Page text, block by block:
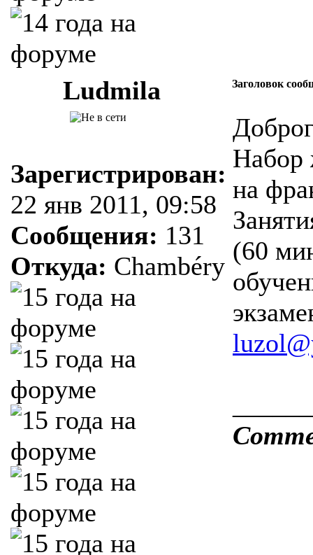
Ludmila Заголовок
Зарегистрирован:
22 янв 2011, 09:58
Сообщения: 131
Откуда: Chambéry
Набор
на
(60